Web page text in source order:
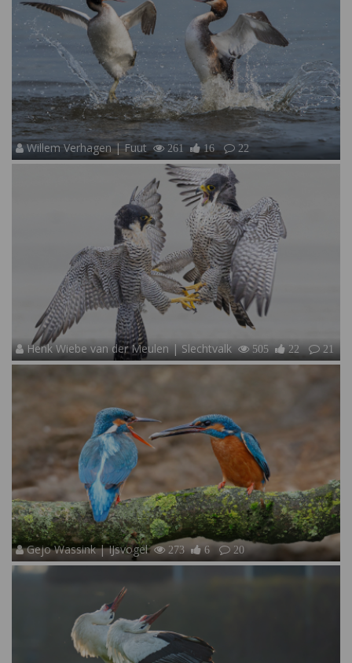
Willem Verhagen | Fuut 261 16 22
Henk Wiebe van der Meulen | Slechtvalk 505 22 21
Gejo Wassink | IJsvogel 273 6 20